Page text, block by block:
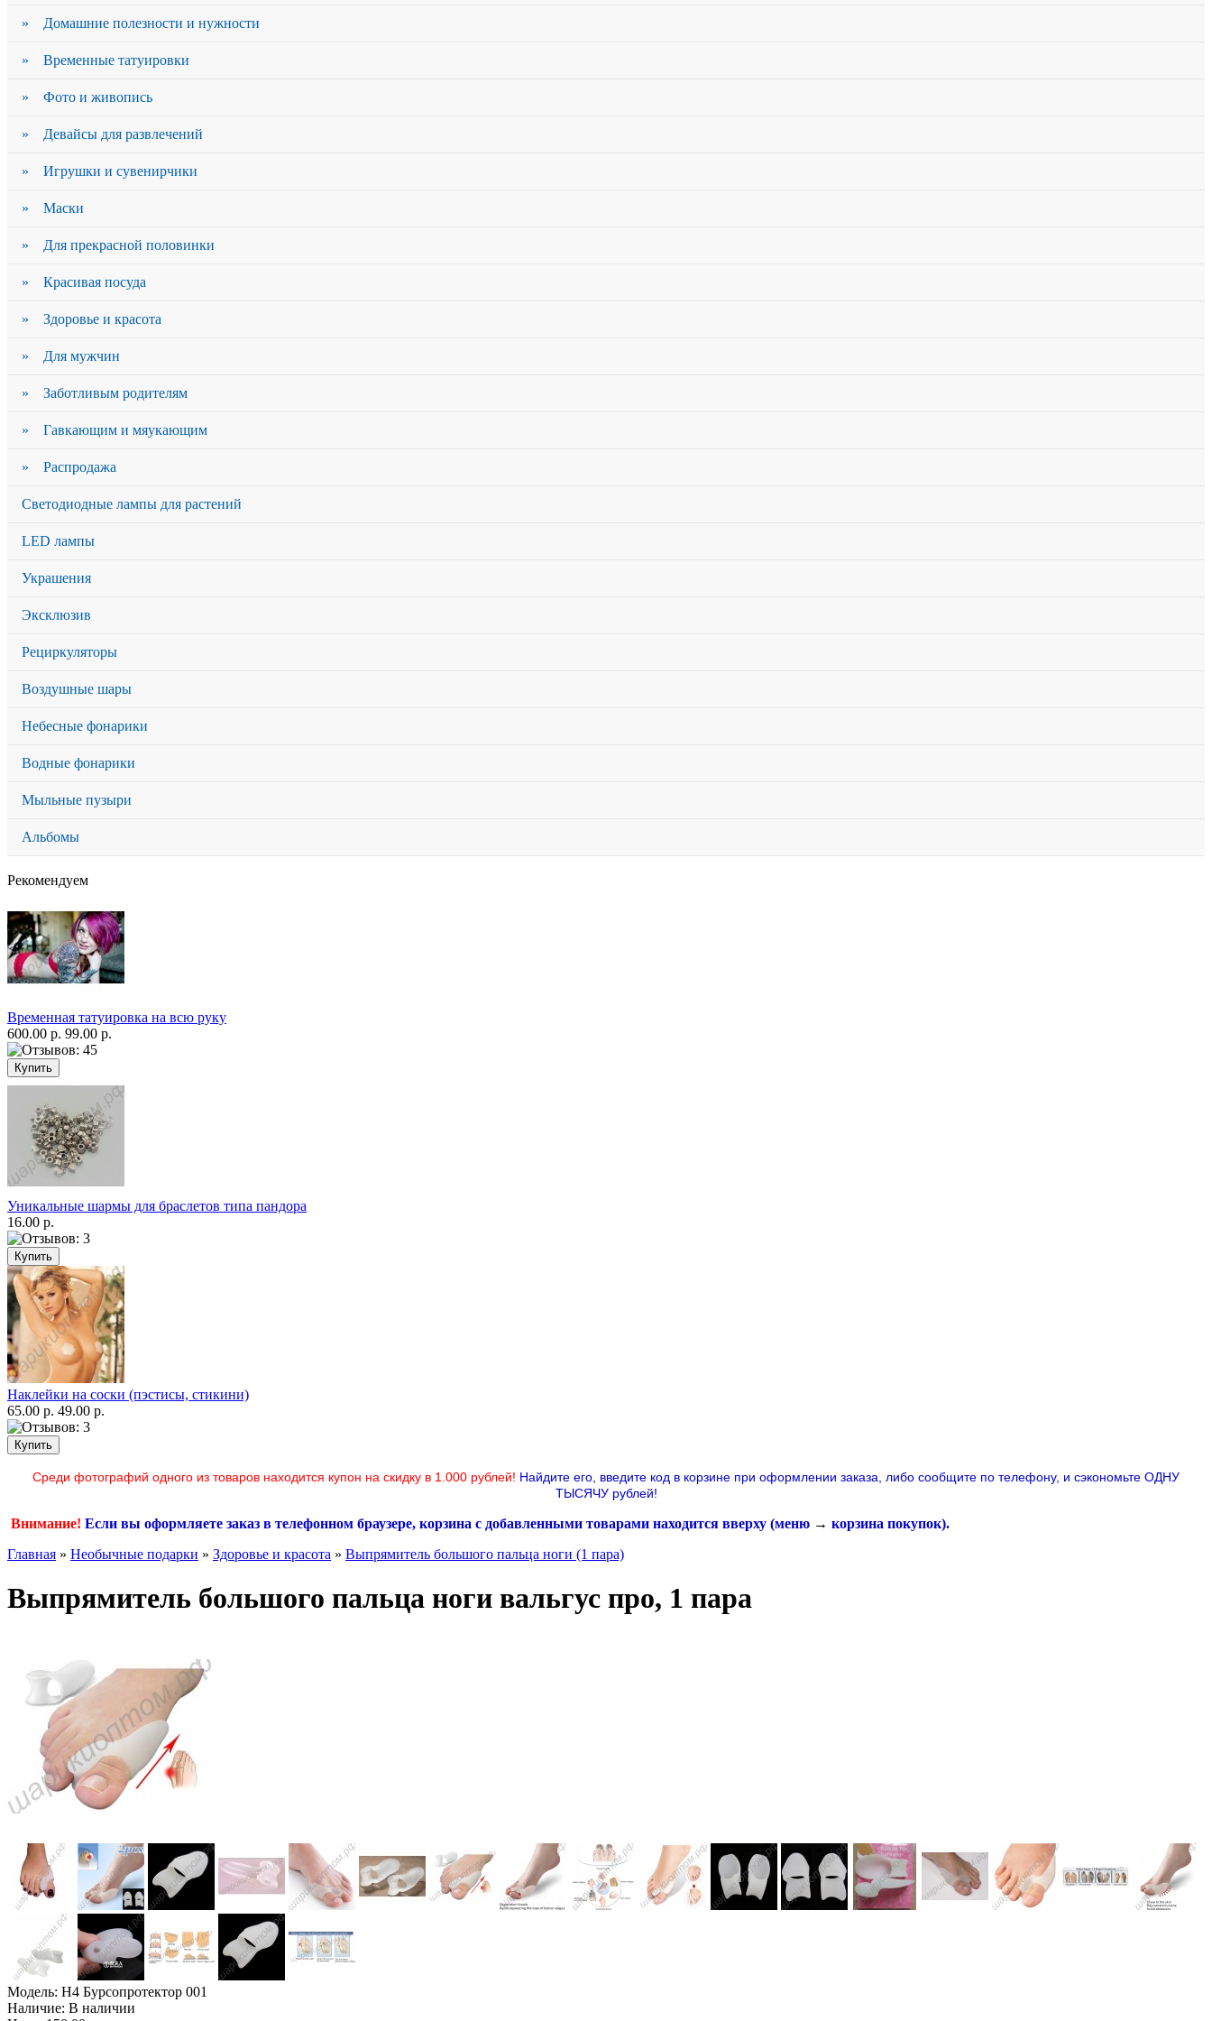
» Домашние полезности и нужности
» Временные татуировки
» Фото и живопись
» Девайсы для развлечений
» Игрушки и сувенирчики
» Маски
» Для прекрасной половинки
» Красивая посуда
» Здоровье и красота
» Для мужчин
» Заботливым родителям
» Гавкающим и мяукающим
» Распродажа
Светодиодные лампы для растений
LED лампы
Украшения
Эксклюзив
Рециркуляторы
Воздушные шары
Небесные фонарики
Водные фонарики
Мыльные пузыри
Альбомы
Рекомендуем
Временная татуировка на всю руку
600.00 р. 99.00 р.
Уникальные шармы для браслетов типа пандора
16.00 р.
Наклейки на соски (пэстисы, стикини)
65.00 р. 49.00 р.
Среди фотографий одного из товаров находится купон на скидку в 1.000 рублей! Найдите его, введите код в корзине при оформлении заказа, либо сообщите по телефону, и сэкономьте ОДНУ
ТЫСЯЧУ рублей!
Внимание! Если вы оформляете заказ в телефонном браузере, корзина с добавленными товарами находится вверху (меню → корзина покупок).
Главная » Необычные подарки » Здоровье и красота » Выпрямитель большого пальца ноги (1 пара)
Выпрямитель большого пальца ноги вальгус про, 1 пара
Модель: Н4 Бурсопротектор 001
Наличие: В наличии